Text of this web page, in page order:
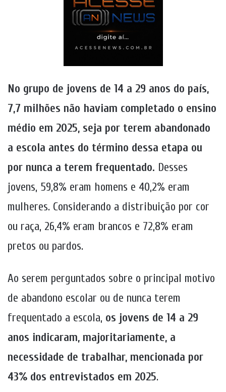
No grupo de jovens de 14 a 29 anos do país,
7,7 milhões não haviam completado o ensino
médio em 2025, seja por terem abandonado
a escola antes do término dessa etapa ou
por nunca a terem frequentado. Desses
jovens, 59,8% eram homens e 40,2% eram
mulheres. Considerando a distribuição por cor
ou raça, 26,4% eram brancos e 72,8% eram
pretos ou pardos.
Ao serem perguntados sobre o principal motivo
de abandono escolar ou de nunca terem
frequentado a escola, os jovens de 14 a 29
anos indicaram, majoritariamente, a
necessidade de trabalhar, mencionada por
43% dos entrevistados em 2025.